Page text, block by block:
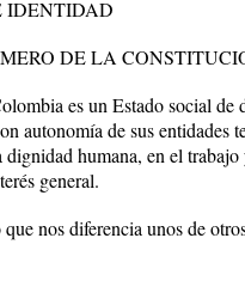
IDENTIDAD
DE LA
es un Estado social de
autonomía de sus
dignidad humana, en el
general.
nos diferencia unos de